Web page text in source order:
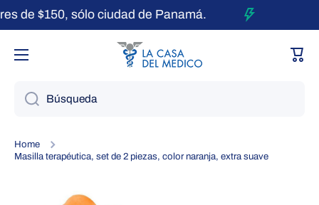
Ir directamente al contenido
de $150, sólo ciudad de Panamá.
Búsqueda
Home
Masilla terapéutica, set de 2 piezas, color naranja, extra suave
Ir directamente a la información del producto